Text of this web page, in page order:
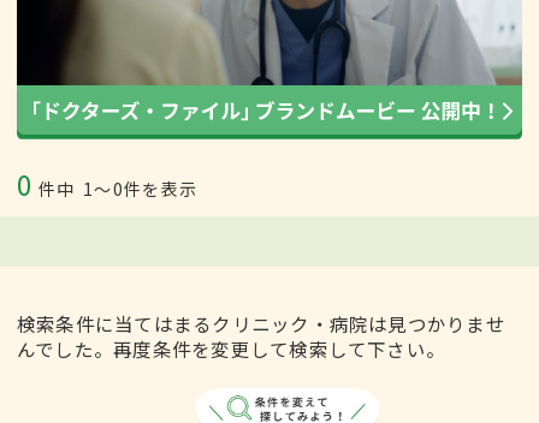
0 件中 1〜0件を表示
検索条件に当てはまるクリニック・病院は見つかりませ
んでした。再度条件を変更して検索して下さい。